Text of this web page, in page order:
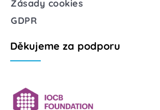
Zásady cookies
GDPR
Děkujeme za podporu